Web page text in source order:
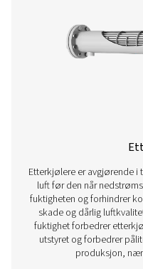
Olje-/
trykkluftsystemer,
forurensning. Når
for å danne
kassering. Uten
kondensat
kostbare bøter.